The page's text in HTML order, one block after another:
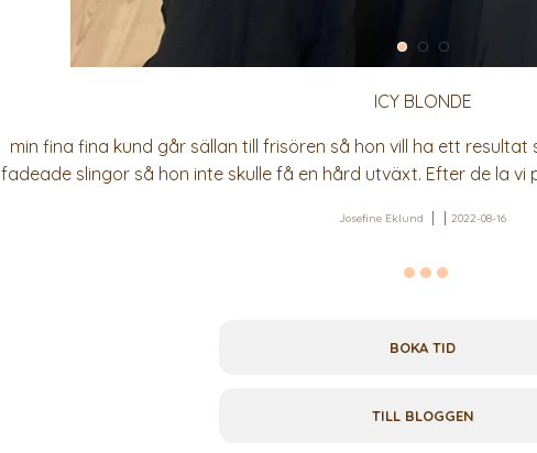
ICY BLONDE
min fina fina kund går sällan till frisören så hon vill ha ett
fadeade slingor så hon inte skulle få en hård utväxt. Efter de la vi
Josefine Eklund 2022-08-16
BOKA TID
TILL BLOGGEN